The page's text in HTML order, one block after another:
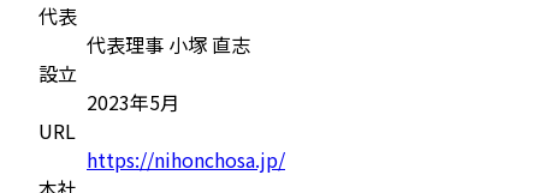
代表
代表理事 小塚 直志
設立
2023年5月
URL
https://nihonchosa.jp/